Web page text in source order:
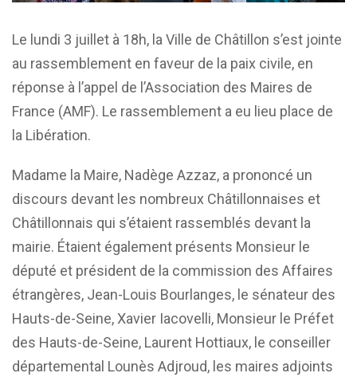
Le lundi 3 juillet à 18h, la Ville de Châtillon s’est jointe
au rassemblement en faveur de la paix civile, en
réponse à l’appel de l’Association des Maires de
France (AMF). Le rassemblement a eu lieu place de
la Libération.
Madame la Maire, Nadège Azzaz, a prononcé un
discours devant les nombreux Châtillonnaises et
Châtillonnais qui s’étaient rassemblés devant la
mairie. Étaient également présents Monsieur le
député et président de la commission des Affaires
étrangères, Jean-Louis Bourlanges, le sénateur des
Hauts-de-Seine, Xavier Iacovelli, Monsieur le Préfet
des Hauts-de-Seine, Laurent Hottiaux, le conseiller
départemental Lounès Adjroud, les maires adjoints